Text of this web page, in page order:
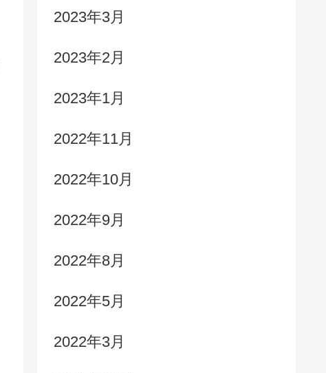
2023年3月
2023年2月
2023年1月
2022年11月
2022年10月
2022年9月
2022年8月
2022年5月
2022年3月